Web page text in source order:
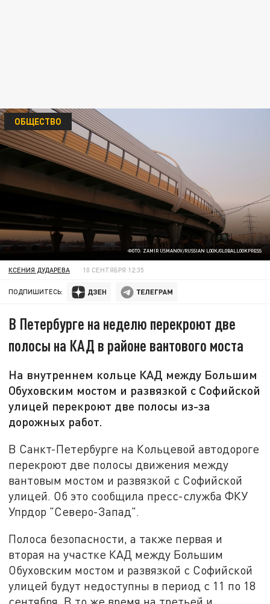
ФОТО: ZAMIR USMANOV/RUSSIAN LOOK/GLOBALLOOKPRESS
ОБЩЕСТВО
КСЕНИЯ ДУДАРЕВА 10 СЕНТЯБРЯ 12:35
ПОДПИШИТЕСЬ:
В Петербурге на неделю перекроют две
полосы на КАД в районе вантового моста
На внутреннем кольце КАД между Большим
Обуховским мостом и развязкой с Софийской
улицей перекроют две полосы из-за
дорожных работ.
В Санкт-Петербурге на Кольцевой автодороге
перекроют две полосы движения между
вантовым мостом и развязкой с Софийской
улицей. Об это сообщила пресс-служба ФКУ
Упрдор "Северо-Запад".
Полоса безопасности, а также первая и
вторая на участке КАД между Большим
Обуховским мостом и развязкой с Софийской
улицей будут недоступны в период с 11 по 18